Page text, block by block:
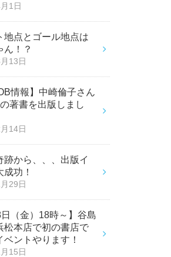
1日
地点とゴール地点は
ん！？
13日
情報】中崎倫子さん
著書を出版しまし
14日
跡から、、、出版イ
功！
29日
日（金）18時～】谷島
松本店で初の書店で
ベントやります！
15日